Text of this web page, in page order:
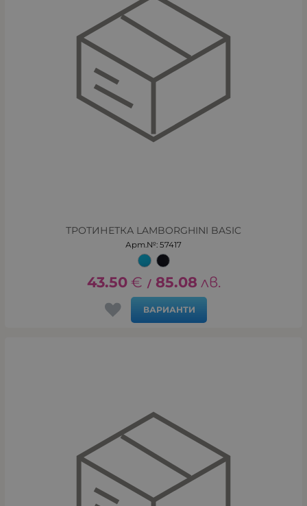
ТРОТИНЕТКА LAMBORGHINI BASIC
Арт.№: 57417
43.50 € / 85.08 лв.
ВАРИАНТИ